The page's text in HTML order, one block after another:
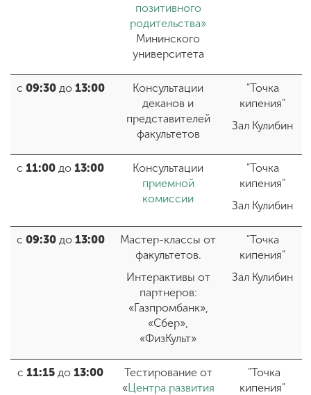
позитивного
родительства»
Мининского
университета
с 09:30до 13:00
Консультации
деканов и
представителей
факультетов
"Точка
кипения"
Зал Кулибин
с 11:00 до 13:00
Консультации
приемной
комиссии
"Точка
кипения"
Зал Кулибин
с 09:30до 13:00
Мастер-классы от
факультетов.
Интерактивы от
партнеров:
«Газпромбанк»,
«Сбер»,
«ФизКульт»
"Точка
кипения"
Зал Кулибин
с 11:15 до 13:00
Тестирование от
«Центра развития
"Точка
кипения"